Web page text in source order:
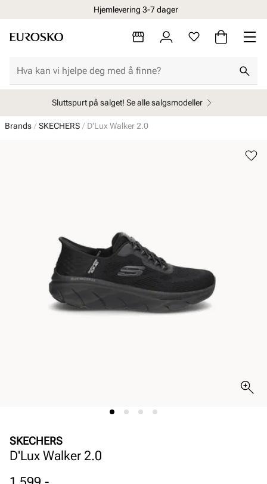
Hjemlevering 3-7 dager
Sluttspurt på salget! Se alle salgsmodeller
Brands SKECHERS D'Lux Walker 2.0
SKECHERS
D'Lux Walker 2.0